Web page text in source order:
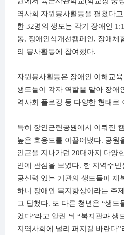
역사회 자원봉사활동을 펼쳤다
한 32명의 생도는 각기 장애인 1:1
동, 장애인식개선캠페인 , 장애체
의 봉사활동에 참여했다.
자원봉사활동은 장애인 이해교
생도들이 각자 역할을 맡아 장애
역사회 플로깅 등 다양한 형태로
특히 장안근린공원에서 이뤄진
높은 호응도를 이끌어냈다. 공원
인근을 지나가던 20대까지 다양
인에 관심을 보였다. 한 지역주민
공신력 있는 기관의 생도들이 제
하니 장애인 복지향상이라는 주
고 답했다. 또 다른 청년은 “생도
었다”라고 알린 뒤 “복지관과 생
지역사회에 널리 퍼지길 바란다”